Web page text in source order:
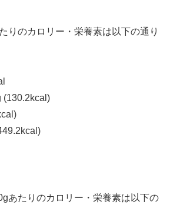
りのカロリー・栄養素は以下の通り
(130.2kcal)
あたりのカロリー・栄養素は以下の